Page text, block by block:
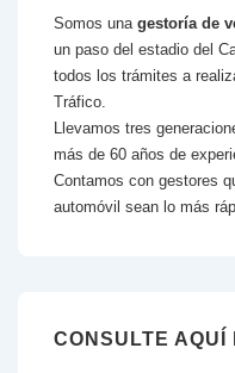
Somos una gestoría de
un paso del estadio del
todos los trámites a
Tráfico.
Llevamos tres
más de 60 años de
Contamos con gestores
automóvil sean lo más
CONSULTE AQUÍ